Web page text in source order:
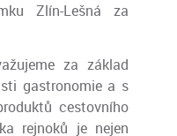
Zlín-Lešná za
za základ
gastronomie a s
cestovního
rejnoků je nejen